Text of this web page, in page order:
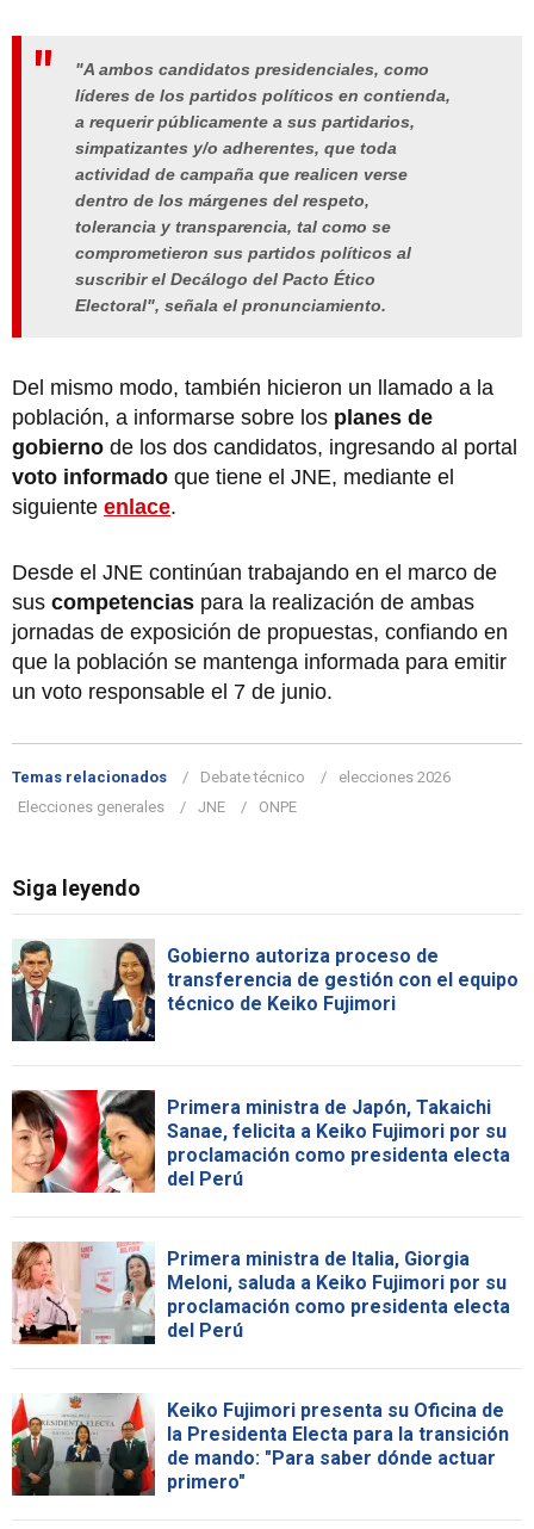
"A ambos candidatos presidenciales, como
líderes de los partidos políticos en contienda,
a requerir públicamente a sus partidarios,
simpatizantes y/o adherentes, que toda
actividad de campaña que realicen verse
dentro de los márgenes del respeto,
tolerancia y transparencia, tal como se
comprometieron sus partidos políticos al
suscribir el Decálogo del Pacto Ético
Electoral", señala el pronunciamiento.
Del mismo modo, también hicieron un llamado a la
población, a informarse sobre los planes de
gobierno de los dos candidatos, ingresando al portal
voto informado que tiene el JNE, mediante el
siguiente enlace.
Desde el JNE continúan trabajando en el marco de
sus competencias para la realización de ambas
jornadas de exposición de propuestas, confiando en
que la población se mantenga informada para emitir
un voto responsable el 7 de junio.
Temas relacionados Debate técnico
elecciones 2026
Elecciones generales
JNE ONPE
Siga leyendo
Gobierno autoriza proceso de
transferencia de gestión con el equipo
técnico de Keiko Fujimori
Primera ministra de Japón, Takaichi
Sanae, felicita a Keiko Fujimori por su
proclamación como presidenta electa
del Perú
Primera ministra de Italia, Giorgia
Meloni, saluda a Keiko Fujimori por su
proclamación como presidenta electa
del Perú
Keiko Fujimori presenta su Oficina de
la Presidenta Electa para la transición
de mando: "Para saber dónde actuar
primero"